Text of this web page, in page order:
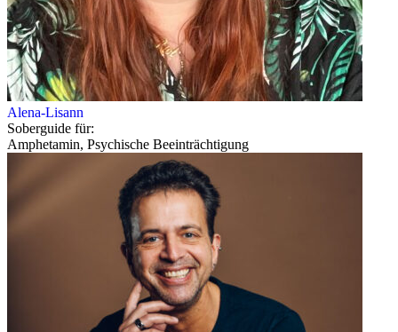
Alena-Lisann
Soberguide für:
Amphetamin, Psychische Beeinträchtigung